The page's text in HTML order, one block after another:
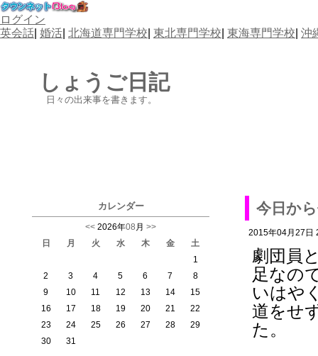
ログイン
英会話 婚活 北海道専門学校 東北専門学校 東海専門学校 沖
しょうご日記
日々の出来事を書きます。
今日か
2015年04月27日
劇団員
足なの
いはや
道をせ
た。
カレンダー
<< 2026年08 月 >>
日
月 火 水 木 金
土
1
2
3 4 5 6 7
8
9
10 11 12 13 14
15
16
17 18 19 20 21
22
23
24 25 26 27 28
29
30
31